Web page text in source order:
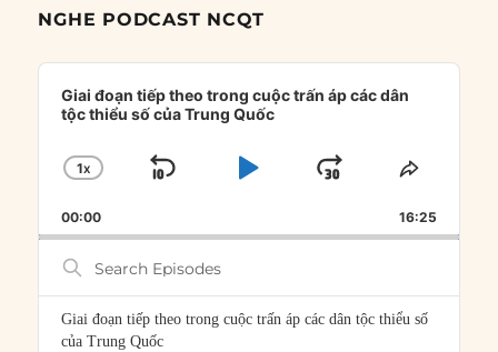
NGHE PODCAST NCQT
Audio
Player
Giai đoạn tiếp theo trong cuộc trấn áp các dân
tộc thiểu số của Trung Quốc
CHANGE
RATE
1X
SKIP
PLAYJUMP
FORWARD
SHARE
00:00 16:25
Search
Episodes
Giai đoạn tiếp theo trong cuộc trấn áp các dân tộc thiểu số
của Trung Quốc